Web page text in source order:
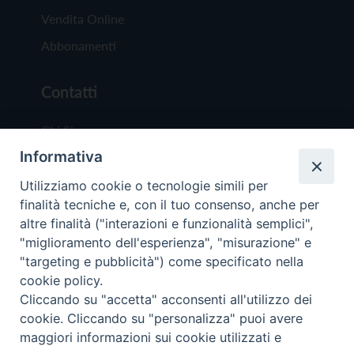
Vendita Online
Abbonamenti
Contatti
Chi Siamo
Redazione
Scrivici
Copyright © 2019 - Tutti i diritti riservati - Vita
Trentina Editrice
Informativa
Utilizziamo cookie o tecnologie simili per
finalità tecniche e, con il tuo consenso, anche per
altre finalità ("interazioni e funzionalità semplici",
"miglioramento dell'esperienza", "misurazione" e
"targeting e pubblicità") come specificato nella
cookie policy.
Cliccando su "accetta" acconsenti all'utilizzo dei
cookie. Cliccando su "personalizza" puoi avere
maggiori informazioni sui cookie utilizzati e